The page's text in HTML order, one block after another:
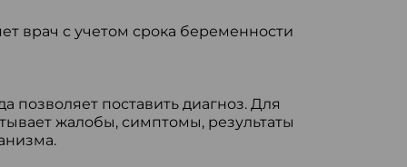
врач с учетом срока беременности
позволяет поставить диагноз. Для
жалобы, симптомы, результаты